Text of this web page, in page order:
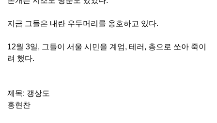
지금 그들은 내란 우두머리를 옹호하고 있다.
12월 3일, 그들이 서울 시민을 계엄, 테러, 총으로 쏘아 죽이
려 했다.
제목: 갱상도
홍현찬